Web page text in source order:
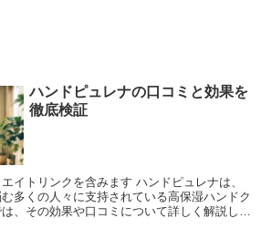
ハンドピュレナの口コミと効果を
徹底検証
イトリンクを含みます ハンドピュレナは、
多くの人々に支持されている高保湿ハンドク
、その効果や口コミについて詳しく解説しま